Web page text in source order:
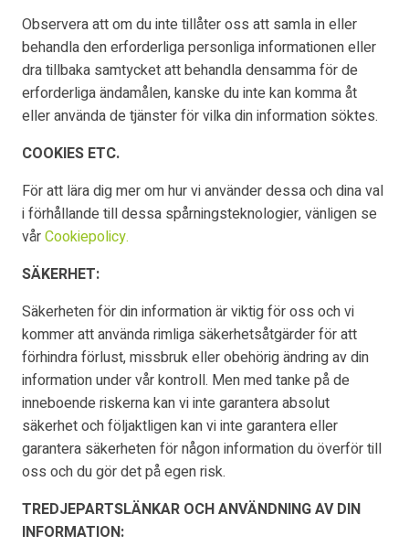
Observera att om du inte tillåter oss att samla in eller
behandla den erforderliga personliga informationen eller
dra tillbaka samtycket att behandla densamma för de
erforderliga ändamålen, kanske du inte kan komma åt
eller använda de tjänster för vilka din information söktes.
COOKIES ETC.
För att lära dig mer om hur vi använder dessa och dina val
i förhållande till dessa spårningsteknologier, vänligen se
vårCookiepolicy.
SÄKERHET:
Säkerheten för din information är viktig för oss och vi
kommer att använda rimliga säkerhetsåtgärder för att
förhindra förlust, missbruk eller obehörig ändring av din
information under vår kontroll. Men med tanke på de
inneboende riskerna kan vi inte garantera absolut
säkerhet och följaktligen kan vi inte garantera eller
garantera säkerheten för någon information du överför till
oss och du gör det på egen risk.
TREDJEPARTSLÄNKAR OCH ANVÄNDNING AV DIN
INFORMATION: